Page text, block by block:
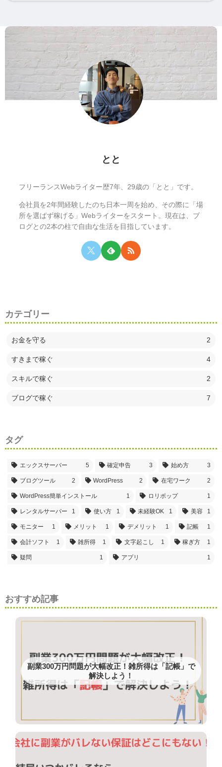
とと
フリーランスWebライター歴7年、29歳の「とと」です。
会社員を2年間経験したのち日本一周を始め、その際に「場
所を選ばず稼げる」Webライターをスタート。現在は、ブ
ログとの2本の柱で自由な生活を目指しています。
カテゴリー
お金を守る 2
すきまで稼ぐ 4
スキルで稼ぐ 2
ブログで稼ぐ 7
タグ
エックスサーバー 5 確定申告 3 始め方 3
ブログツール 2 WordPress 2 在宅ワーク 2
WordPress簡単インストール 1 ロリポップ 1
レンタルサーバー 1 使い方 1 未経験OK 1 美容 1
モニター 1 メリット 1 デメリット 1 記帳 1
会計ソフト 1 雑所得 1 文字起こし 1 稼ぎ方 1
疑問 1 アプリ 1
おすすめ記事
副業300万円問題が大幅改正！雑所得は「記帳」で
解決しよう！